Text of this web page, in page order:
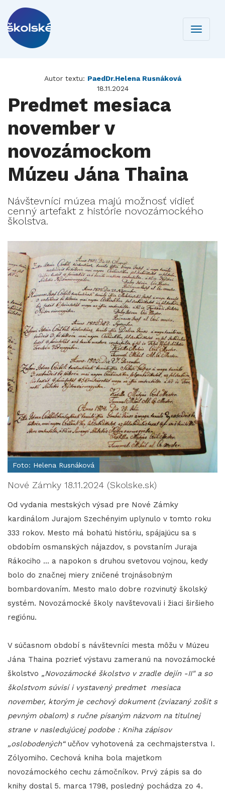
Toggle
Autor textu: PaedDr.Helena Rusnáková
18.11.2024
Predmet mesiaca
november v
novozámockom
Múzeu Jána Thaina
Návštevníci múzea majú možnosť vidieť
cenný artefakt z histórie novozámockého
školstva.
Foto: Helena Rusnáková
Nové Zámky 18.11.2024 (Skolske.sk)
Od vydania mestských výsad pre Nové Zámky
kardinálom Jurajom Szechényim uplynulo v tomto roku
333 rokov. Mesto má bohatú históriu, spájajúcu sa s
obdobím osmanských nájazdov, s povstaním Juraja
Rákociho ... a napokon s druhou svetovou vojnou, kedy
bolo do značnej miery zničené trojnásobným
bombardovaním. Mesto malo dobre rozvinutý školský
systém. Novozámocké školy navštevovali i žiaci širšieho
regiónu.
V súčasnom období s návštevníci mesta môžu v Múzeu
Jána Thaina pozrieť výstavu zameranú na novozámocké
školstvo „Novozámocké školstvo v zradle dejín -II" a so
školstvom súvisí i vystavený predmet mesiaca
november, ktorým je cechový dokument (zviazaný zošit s
pevným obalom) s ručne písaným názvom na titulnej
strane v nasledujúcej podobe : Kniha zápisov
„oslobodených“učňov vyhotovená za cechmajsterstva I.
Zólyomiho. Cechová kniha bola majetkom
novozámockého cechu zámočníkov. Prvý zápis sa do
knihy dostal 5. marca 1798, posledný pochádza zo 4.